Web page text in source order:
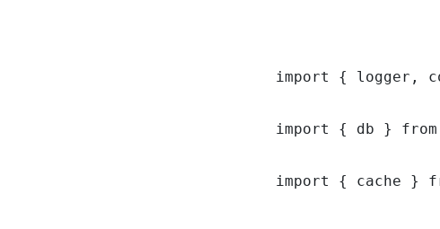
import { logger,
import { db }
import { cache }